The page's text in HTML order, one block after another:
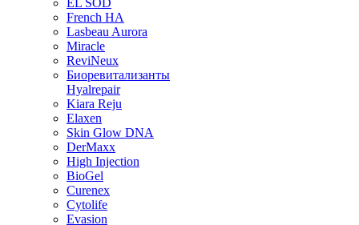
EL SOD
French HA
Lasbeau Aurora
Miracle
ReviNeux
Биоревитализанты
Hyalrepair
Kiara Reju
Elaxen
Skin Glow DNA
DerMaxx
High Injection
BioGel
Curenex
Cytolife
Evasion